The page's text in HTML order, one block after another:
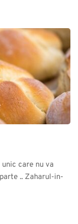
care nu va
.. Zaharul-in-